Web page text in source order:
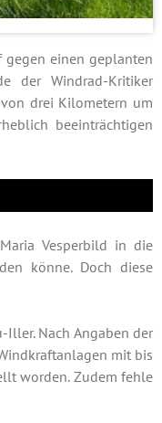
gegen einen geplanten
der Windrad-Kritiker
drei Kilometern um
beeinträchtigen
Vesperbild in die
könne. Doch diese
Nach Angaben der
mit bis
worden. Zudem fehle